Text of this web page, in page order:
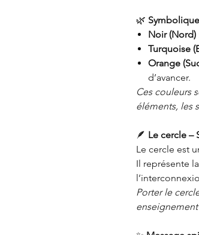
🌿
Noir (Nord)
Turquoise
Orange
d’avancer.
Ces couleurs
éléments, les
🪶 Le cercle –
Le cercle est
Il représente
Porter le